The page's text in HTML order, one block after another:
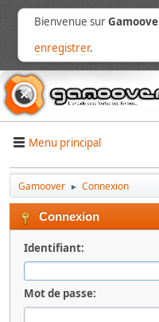
Bienvenue sur
enregistrer.
Menu principal
Gamoover ► Connexion
Connexion
Identifiant:
Mot de passe: